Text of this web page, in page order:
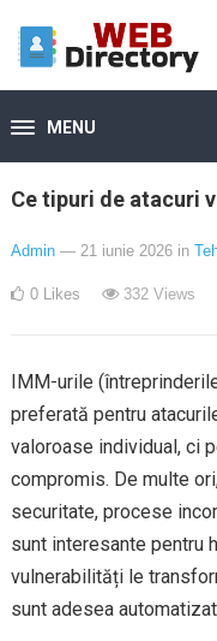
MENU
Ce tipuri de atacuri
Admin — 21 iunie 2026 in
0 Likes 332Views
IMM-urile
preferată pentru
valoroase individual, ci
compromis. De multe
securitate, procese
sunt interesante pentru
vulnerabilități le
sunt adesea